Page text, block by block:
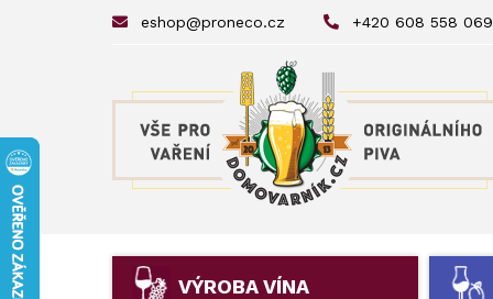
eshop@proneco.cz +420 608 558 069
VÝROBA VÍNA